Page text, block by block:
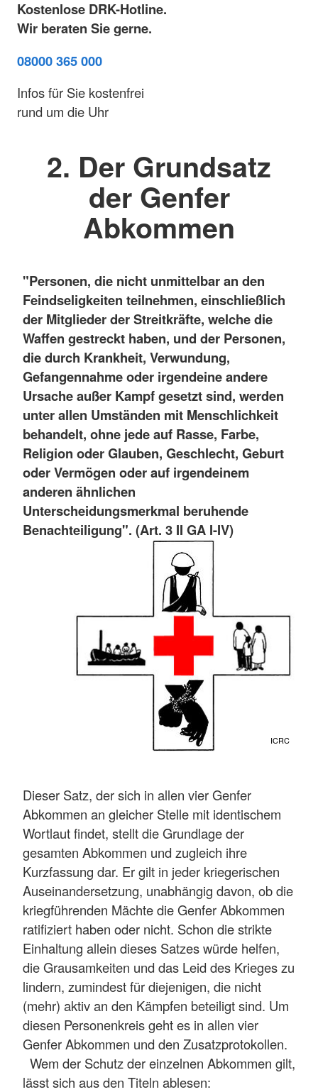
Kostenlose DRK-Hotline.
Wir beraten Sie gerne.
08000 365 000
Infos für Sie kostenfrei
rund um die Uhr
2. Der Grundsatz
der Genfer
Abkommen
"Personen, die nicht unmittelbar an den
Feindseligkeiten teilnehmen, einschließlich
der Mitglieder der Streitkräfte, welche die
Waffen gestreckt haben, und der Personen,
die durch Krankheit, Verwundung,
Gefangennahme oder irgendeine andere
Ursache außer Kampf gesetzt sind, werden
unter allen Umständen mit Menschlichkeit
behandelt, ohne jede auf Rasse, Farbe,
Religion oder Glauben, Geschlecht, Geburt
oder Vermögen oder auf irgendeinem
anderen ähnlichen
Unterscheidungsmerkmal beruhende
Benachteiligung". (Art. 3 II GA I-IV)
ICRC
Dieser Satz, der sich in allen vier Genfer
Abkommen an gleicher Stelle mit identischem
Wortlaut findet, stellt die Grundlage der
gesamten Abkommen und zugleich ihre
Kurzfassung dar. Er gilt in jeder kriegerischen
Auseinandersetzung, unabhängig davon, ob die
kriegführenden Mächte die Genfer Abkommen
ratifiziert haben oder nicht. Schon die strikte
Einhaltung allein dieses Satzes würde helfen,
die Grausamkeiten und das Leid des Krieges zu
lindern, zumindest für diejenigen, die nicht
(mehr) aktiv an den Kämpfen beteiligt sind. Um
diesen Personenkreis geht es in allen vier
Genfer Abkommen und den Zusatzprotokollen.
Wem der Schutz der einzelnen Abkommen gilt,
lässt sich aus den Titeln ablesen: